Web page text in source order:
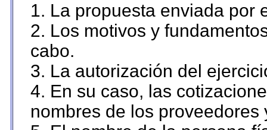
1. La propuesta enviada por
2. Los motivos y
cabo.
3. La autorización del
4. En su caso, las
nombres de los proveedores